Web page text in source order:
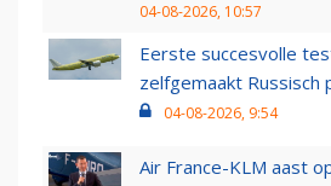
04-08-2026, 10:57
Eerste succesvolle
zelfgemaakt
04-08-2026, 9:54
Air France-KLM aast